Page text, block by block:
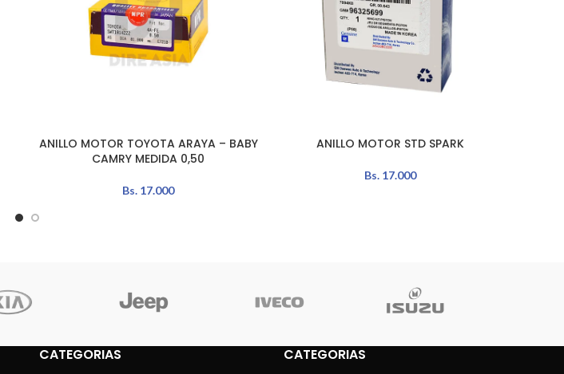
AÑADIR AL CARRITO
ANILLO MOTOR TOYOTA ARAYA – BABY
CAMRY MEDIDA 0,50
Bs. 17.000
AÑADIR AL CARRITO
ANILLO MOTOR STD SPARK
Bs. 17.000
CATEGORIAS CATEGORIAS